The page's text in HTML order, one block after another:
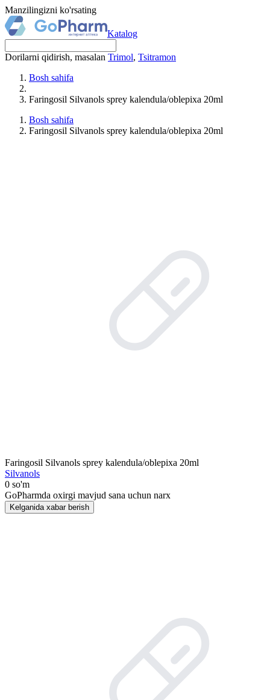
Manzilingizni ko'rsating
Katalog
Dorilarni qidirish, masalan Trimol, Tsitramon
Bosh sahifa
Faringosil Silvanols sprey kalendula/oblepixa 20ml
Bosh sahifa
Faringosil Silvanols sprey kalendula/oblepixa 20ml
Faringosil Silvanols sprey kalendula/oblepixa 20ml
Silvanols
0 so'm
GoPharmda oxirgi mavjud sana uchun narx
Kelganida xabar berish